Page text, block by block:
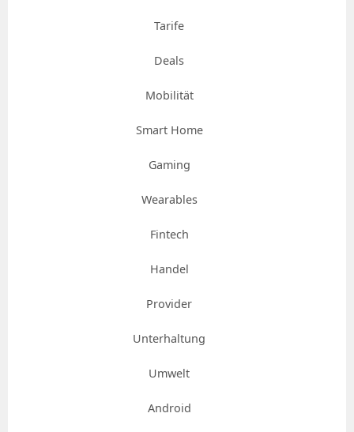
Tarife
Deals
Mobilität
Smart Home
Gaming
Wearables
Fintech
Handel
Provider
Unterhaltung
Umwelt
Android